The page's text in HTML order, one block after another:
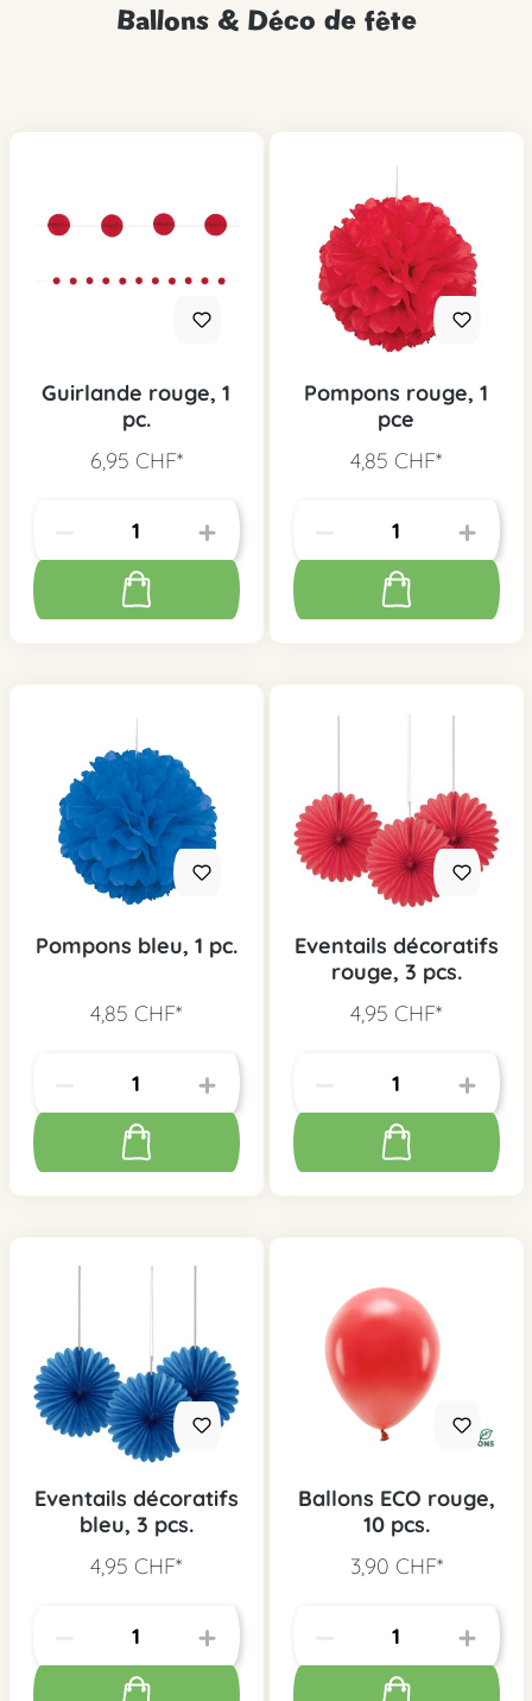
Ballons & Déco de fête
Guirlande rouge, 1
pc.
6,95 CHF*
Pompons rouge, 1
pce
4,85 CHF*
Pompons bleu, 1 pc.
4,85 CHF*
Eventails décoratifs
rouge, 3 pcs.
4,95 CHF*
Eventails décoratifs
bleu, 3 pcs.
4,95 CHF*
Ballons ECO rouge,
10 pcs.
3,90 CHF*